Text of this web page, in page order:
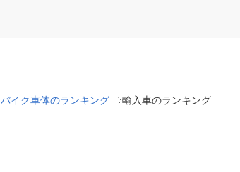
バイク車体のランキング 輸入車のランキング